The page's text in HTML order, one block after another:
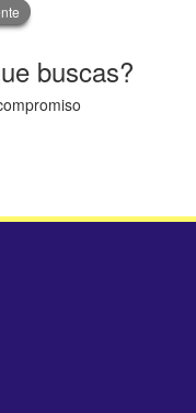
buscas?